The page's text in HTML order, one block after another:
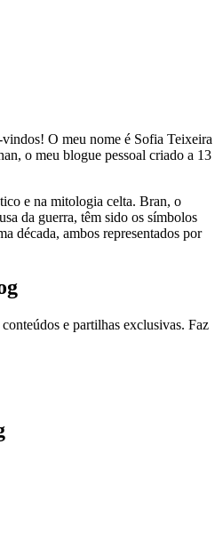
O meu nome é Sofia Teixeira
o meu blogue pessoal criado a 13
e na mitologia celta. Bran, o
da guerra, têm sido os símbolos
década, ambos representados por
e partilhas exclusivas. Faz